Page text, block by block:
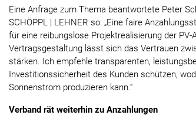
Eine Anfrage zum Thema beantwortete Peter
SCHÖPPL | LEHNER so: „Eine faire
für eine reibungslose Projektrealisierung der
Vertragsgestaltung lässt sich das Vertrauen
stärken. Ich empfehle transparenten,
Investitionssicherheit des Kunden schützen,
Sonnenstrom produzieren kann.“
Verband rät weiterhin zu Anzahlungen